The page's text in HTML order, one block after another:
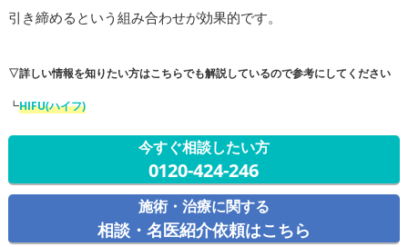
引き締めるという組み合わせが効果的です。
▽詳しい情報を知りたい方はこちらでも解説しているので参考にしてください
┗HIFU(ハイフ)
今すぐ相談したい方
0120-424-246
施術・治療に関する
相談・名医紹介依頼はこちら